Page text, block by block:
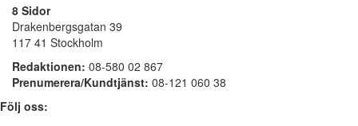
8 Sidor
Drakenbergsgatan 39
117 41 Stockholm
Redaktionen: 08-580 02 867
Prenumerera/Kundtjänst: 08-121 060 38
Följ oss: